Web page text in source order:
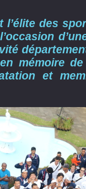
l’élite des
mémoire
et